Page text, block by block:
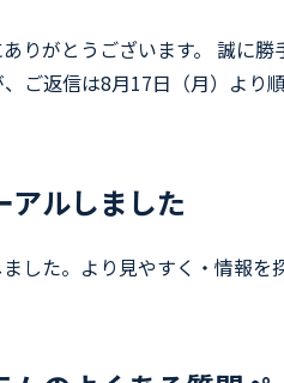
りがとうございます。 誠に
ご返信は8月17日（月）より
アルしました
した。より見やすく・情報